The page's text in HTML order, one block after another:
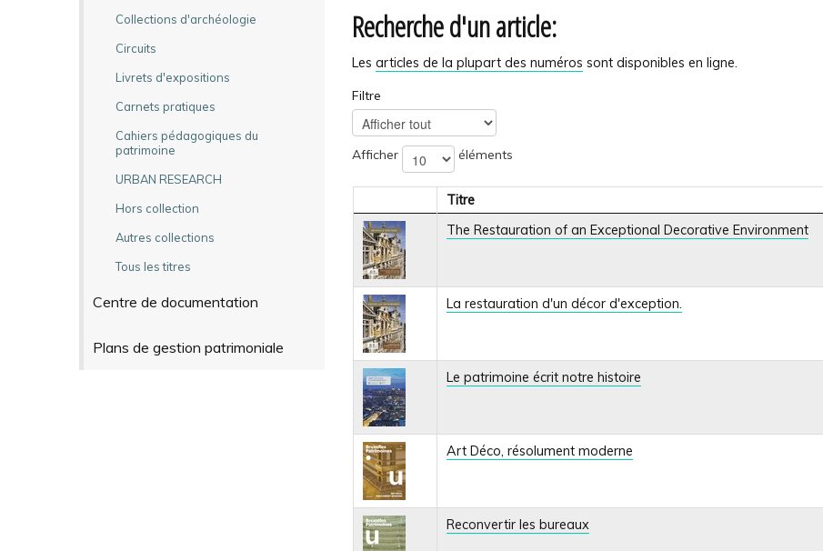
Collections d'archéologie
Circuits
Livrets d'expositions
Carnets pratiques
Cahiers pédagogiques du
patrimoine
URBAN RESEARCH
Hors collection
Autres collections
Tous les titres
Centre de documentation
Plans de gestion patrimoniale
Recherche d'un article:
Les articles de la plupart des numéros sont disponibles en ligne.
Filtre
Afficher éléments
Titre
The Restauration of an Exceptional Decorative Environment
La restauration d'un décor d'exception.
Le patrimoine écrit notre histoire
Art Déco, résolument moderne
Reconvertir les bureaux